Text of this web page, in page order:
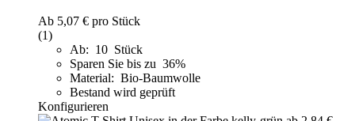
Ab 5,07 € pro Stück
(1)
Ab: 10 Stück
Sparen Sie bis zu 36%
Material: Bio-Baumwolle
Bestand wird geprüft
Konfigurieren